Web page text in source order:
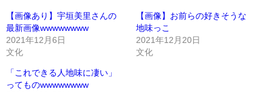
【画像あり】宇垣美里さんの
最新画像wwwwwwww
2021年12月6日
文化
【画像】お前らの好きそうな
地味っこ
2021年12月20日
文化
「これできる人地味に凄い」
ってものwwwwwwww